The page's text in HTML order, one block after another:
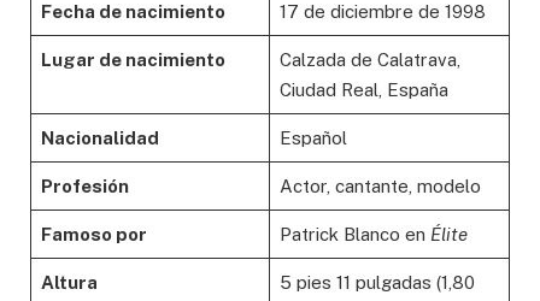
Fecha de nacimiento 17 de diciembre de 1998
Lugar de nacimiento
Calzada de Calatrava,
Ciudad Real, España
Nacionalidad Español
Profesión Actor, cantante, modelo
Famoso por Patrick Blanco en Élite
Altura
5 pies 11 pulgadas (1,80